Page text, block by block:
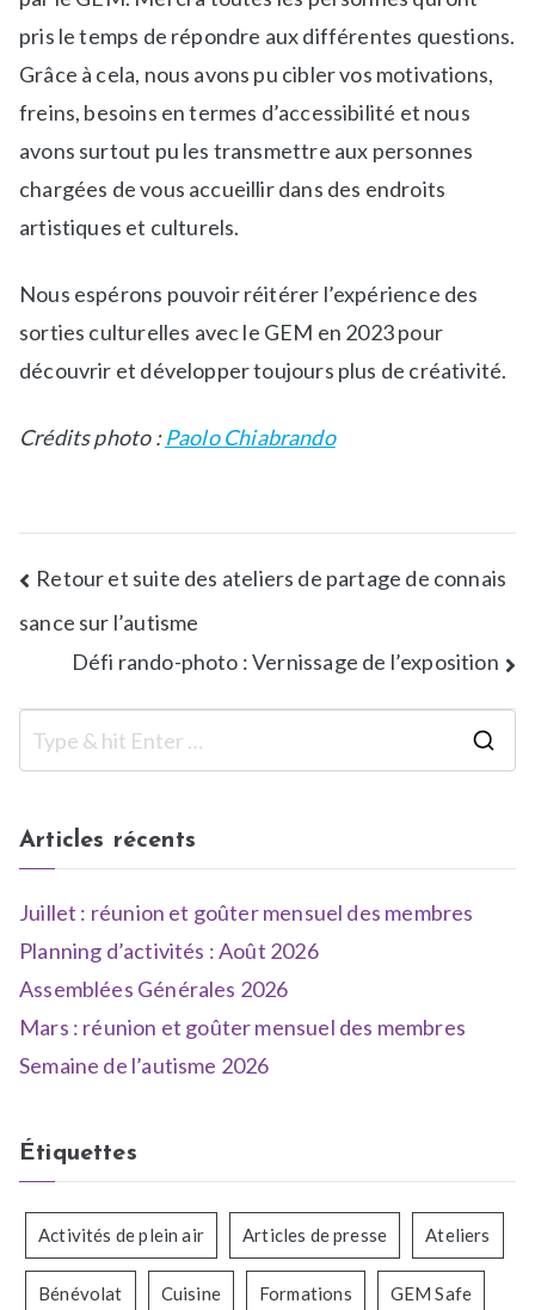
e
w
s
e
s
s
r
c
s
pris le temps de répondre aux différentes questions.
Grâce à cela, nous avons pu cibler vos motivations,
freins, besoins en termes d’accessibilité et nous
avons surtout pu les transmettre aux personnes
chargées de vous accueillir dans des endroits
artistiques et culturels.
Nous espérons pouvoir réitérer l’expérience des
sorties culturelles avec le GEM en 2023 pour
découvrir et développer toujours plus de créativité.
Crédits photo :Paolo Chiabrando
Retour et suite des ateliers de partage de connais
sance sur l’autisme
Défi rando-photo : Vernissage de l’exposition
Articles récents
Juillet : réunion et goûter mensuel des membres
Planning d’activités : Août 2026
Assemblées Générales 2026
Mars : réunion et goûter mensuel des membres
Semaine de l’autisme 2026
Étiquettes
Activités de plein air Articles de presse Ateliers
Bénévolat Cuisine Formations GEM Safe